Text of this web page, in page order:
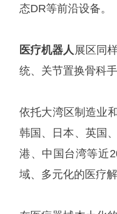
态DR等前沿设备。
医疗机器人 展区同
统、关节置换骨科
依托大湾区制造业
韩国、日本、英国
港、中国台湾等近
域、多元化的医疗